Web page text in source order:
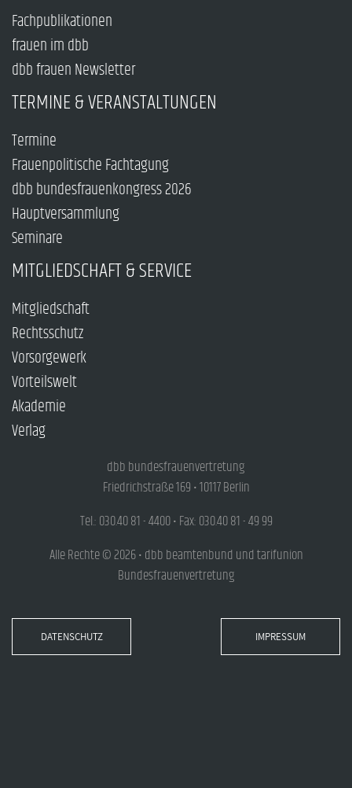
Fachpublikationen
frauen im dbb
dbb frauen Newsletter
TERMINE & VERANSTALTUNGEN
Termine
Frauenpolitische Fachtagung
dbb bundesfrauenkongress 2026
Hauptversammlung
Seminare
MITGLIEDSCHAFT & SERVICE
Mitgliedschaft
Rechtsschutz
Vorsorgewerk
Vorteilswelt
Akademie
Verlag
dbb bundesfrauenvertretung
Friedrichstraße 169 • 10117 Berlin
Tel.: 030.40 81 - 4400 • Fax: 030.40 81 - 49 99
Alle Rechte © 2026 • dbb beamtenbund und tarifunion
Bundesfrauenvertretung
DATENSCHUTZ IMPRESSUM